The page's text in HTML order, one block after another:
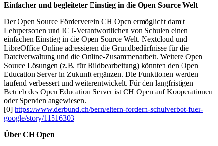
Einfacher und begleiteter Einstieg in die Open Source Welt
Der Open Source Förderverein CH Open ermöglicht damit
Lehrpersonen und ICT-Verantwortlichen von Schulen einen
einfachen Einstieg in die Open Source Welt. Nextcloud und
LibreOffice Online adressieren die Grundbedürfnisse für die
Dateiverwaltung und die Online-Zusammenarbeit. Weitere Open
Source Lösungen (z.B. für Bildbearbeitung) könnten den Open
Education Server in Zukunft ergänzen. Die Funktionen werden
laufend verbessert und weiterentwickelt. Für den langfristigen
Betrieb des Open Education Server ist CH Open auf Kooperationen
oder Spenden angewiesen.
[0] https://www.derbund.ch/bern/eltern-fordern-schulverbot-fuer-
google/story/11516303
Über CH Open